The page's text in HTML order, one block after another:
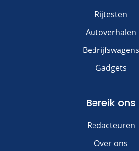
Rijtesten
Autoverhalen
Bedrijfswagens
Gadgets
Bereik ons
Redacteuren
Over ons